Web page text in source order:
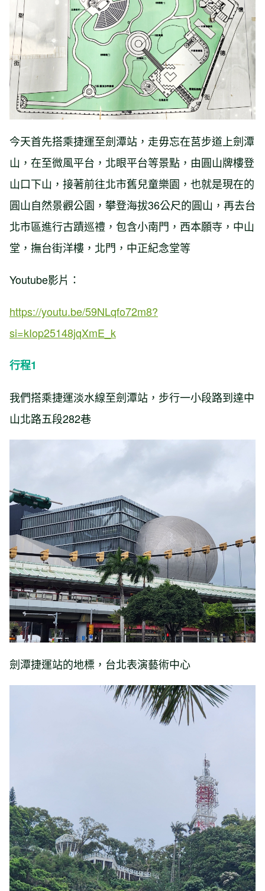
今天首先搭乘捷運至劍潭站，走毋忘在莒步道上劍潭
山，在至微風平台，北眼平台等景點，由圓山牌樓登
山口下山，接著前往北市舊兒童樂園，也就是現在的
圓山自然景觀公園，攀登海拔36公尺的圓山，再去台
北市區進行古蹟巡禮，包含小南門，西本願寺，中山
堂，撫台街洋樓，北門，中正紀念堂等
Youtube影片：
https://youtu.be/59NLqfo72m8?
si=kIop25148jqXmE_k
行程1
我們搭乘捷運淡水線至劍潭站，步行一小段路到達中
山北路五段282巷
劍潭捷運站的地標，台北表演藝術中心